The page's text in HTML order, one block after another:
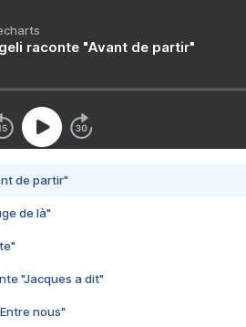
raconte "Avant de partir"
de partir"
de là"
"Jacques a dit"
nous"